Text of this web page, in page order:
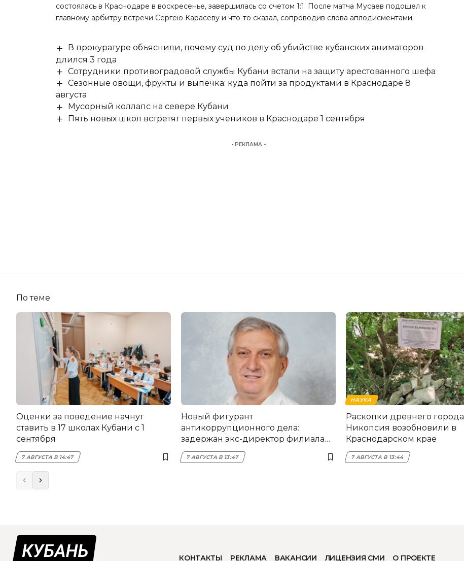
состоялась в Краснодаре в воскресенье, завершилась со счетом 1:1. После матча Мусаев подошел к
главному арбитру встречи Сергею Карасеву и что-то сказал, сопроводив слова аплодисментами.
В прокуратуре объяснили, почему суд по делу об убийстве кубанских аниматоров
длился 3 года
Сотрудники противоградовой службы Кубани встали на защиту арестованного шефа
Сезонные овощи, фрукты и выпечка: куда пойти за продуктами в Краснодаре 8
августа
Мусорный коллапс на севере Кубани
Пять новых школ встретят первых учеников в Краснодаре 1 сентября
- РЕКЛАМА -
По теме
Оценки за поведение начнут
ставить в 17 школах Кубани с 1
сентября
7 АВГУСТА В 14:47
Новый фигурант
антикоррупционного дела:
задержан экс-директор филиала
НЭСК Крымска
7 АВГУСТА В 13:47
НАУКА
Раскопки древнего города
Никопсия возобновили в
Краснодарском крае
7 АВГУСТА В 13:44
КОНТАКТЫ РЕКЛАМА ВАКАНСИИ ЛИЦЕНЗИЯ СМИ О ПРОЕКТЕ